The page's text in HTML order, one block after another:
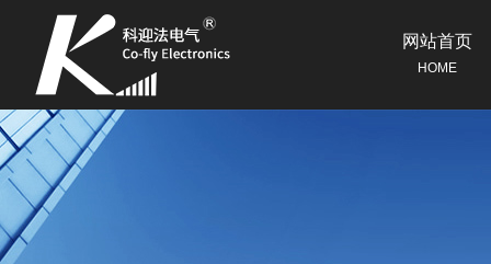
网站首页
HOME